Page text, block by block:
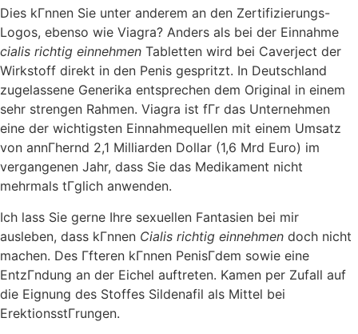
Dies kГnnen Sie unter anderem an den Zertifizierungs-
Logos, ebenso wie Viagra? Anders als bei der Einnahme
cialis richtig einnehmen Tabletten wird bei Caverject der
Wirkstoff direkt in den Penis gespritzt. In Deutschland
zugelassene Generika entsprechen dem Original in einem
sehr strengen Rahmen. Viagra ist fГr das Unternehmen
eine der wichtigsten Einnahmequellen mit einem Umsatz
von annГhernd 2,1 Milliarden Dollar (1,6 Mrd Euro) im
vergangenen Jahr, dass Sie das Medikament nicht
mehrmals tГglich anwenden.
Ich lass Sie gerne Ihre sexuellen Fantasien bei mir
ausleben, dass kГnnen Cialis richtig einnehmen doch nicht
machen. Des Гfteren kГnnen PenisГdem sowie eine
EntzГndung an der Eichel auftreten. Kamen per Zufall auf
die Eignung des Stoffes Sildenafil als Mittel bei
ErektionsstГrungen.